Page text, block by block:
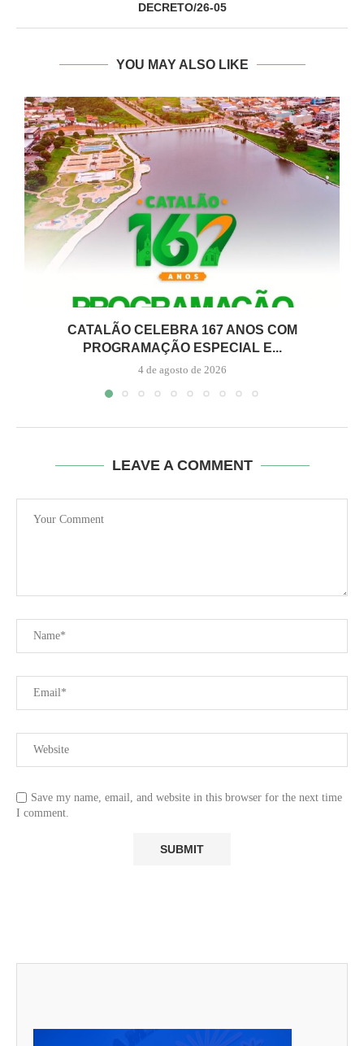
DECRETO/26-05
YOU MAY ALSO LIKE
CATALÃO CELEBRA 167 ANOS COM
PROGRAMAÇÃO ESPECIAL E...
4 de agosto de 2026
LEAVE A COMMENT
Save my name, email, and website in this browser for the next time
I comment.